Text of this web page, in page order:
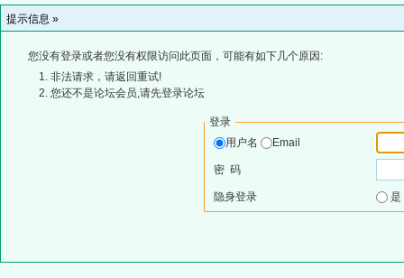
提示信息 »
您没有登录或者您没有权限访问此页面，可能有如下几个原因:
非法请求，请返回重试!
您还不是论坛会员,请先登录论坛
登录
用户名
Email
密 码
隐身登录